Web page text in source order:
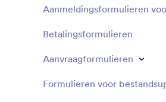
Betalingsformulieren
Aanvraagformulieren